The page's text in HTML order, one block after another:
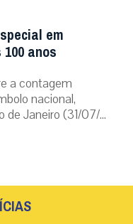
em
anos
a contagem
nacional,
de Janeiro (31/07/...